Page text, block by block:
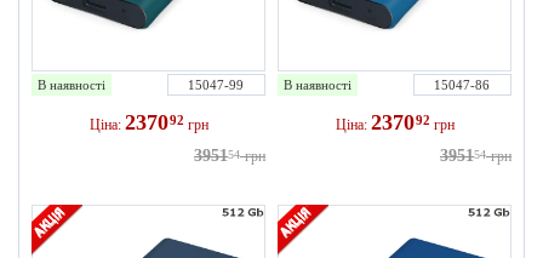
В наявності 15047-99
Ціна: 237092 грн
395154 грн
В наявності 15047-86
Ціна: 237092 грн
395154 грн